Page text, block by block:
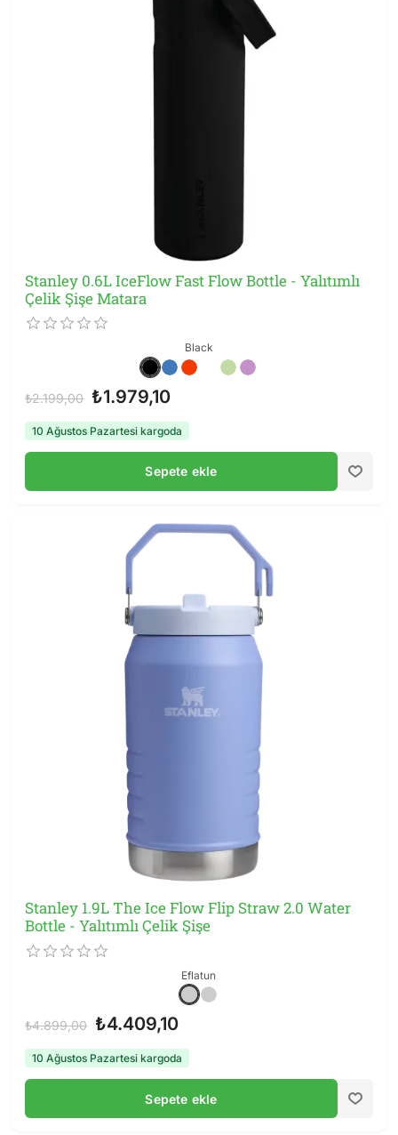
Stanley 0.6L IceFlow Fast Flow Bottle - Yalıtımlı
Çelik Şişe Matara
Black
₺2.199,00 ₺1.979,10
10 Ağustos Pazartesi kargoda
Sepete ekle
Stanley 1.9L The Ice Flow Flip Straw 2.0 Water
Bottle - Yalıtımlı Çelik Şişe
Eflatun
₺4.899,00 ₺4.409,10
10 Ağustos Pazartesi kargoda
Sepete ekle